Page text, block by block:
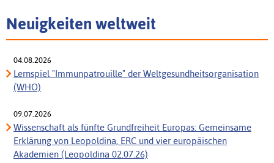
Neuigkeiten weltweit
04.08.2026
Lernspiel "Immunpatrouille" der Weltgesundheitsorganisation
(WHO)
09.07.2026
Wissenschaft als fünfte Grundfreiheit Europas: Gemeinsame
Erklärung von Leopoldina, ERC und vier europäischen
Akademien (Leopoldina 02.07.26)